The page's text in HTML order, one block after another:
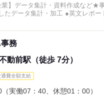
業】データ集計・資料作成など★
データ集計・加工 ●英文レポー
務
動前駅（徒歩 7分）
通費全額支給
実働07：40、休憩01：00）